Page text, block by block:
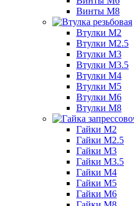
Винты М8
Втулки М2
Втулки М2.5
Втулки М3
Втулки М3.5
Втулки М4
Втулки М5
Втулки М6
Втулки М8
Гайки М2
Гайки М2.5
Гайки М3
Гайки М3.5
Гайки М4
Гайки М5
Гайки М6